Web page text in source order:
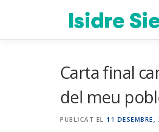
Carta final
del meu
PUBLICAT EL 11 DESEMBRE,